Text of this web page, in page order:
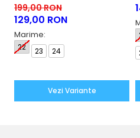
199,00 RON
129,00 RON
Marime:
22 23 24
Vezi Variante